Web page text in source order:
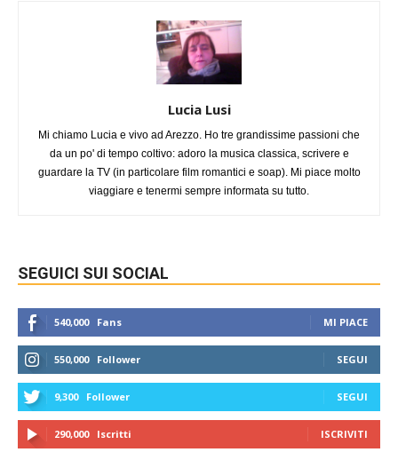
Lucia Lusi
Mi chiamo Lucia e vivo ad Arezzo. Ho tre grandissime passioni che
da un po' di tempo coltivo: adoro la musica classica, scrivere e
guardare la TV (in particolare film romantici e soap). Mi piace molto
viaggiare e tenermi sempre informata su tutto.
SEGUICI SUI SOCIAL
540,000 Fans MI PIACE
550,000 Follower SEGUI
9,300 Follower SEGUI
290,000 Iscritti ISCRIVITI